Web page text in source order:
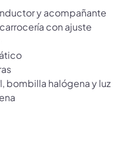
y acompañante
con ajuste
bombilla halógena y luz